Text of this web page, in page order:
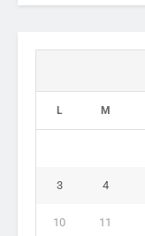
L M
3 4
10 11